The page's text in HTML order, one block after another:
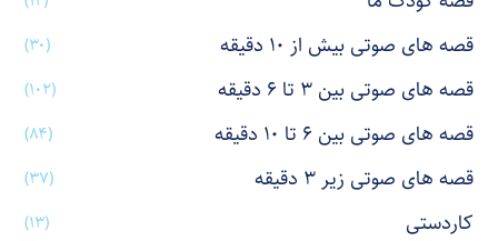
قصه های صوتی بیش از ۱۰ دقیقه (۳۰)
قصه های صوتی بین ۳ تا ۶ دقیقه (۱۰۲)
قصه های صوتی بین ۶ تا ۱۰ دقیقه (۸۴)
قصه های صوتی زیر ۳ دقیقه (۳۷)
کاردستی (۱۳)